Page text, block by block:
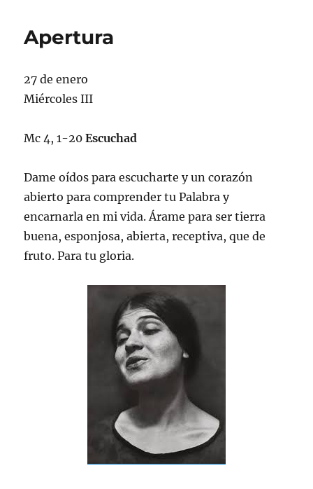
Apertura
27 de enero
Miércoles III
Mc 4, 1-20Escuchad
Dame oídos para escucharte y un corazón
abierto para comprender tu Palabra y
encarnarla en mi vida. Árame para ser tierra
buena, esponjosa, abierta, receptiva, que de
fruto. Para tu gloria.